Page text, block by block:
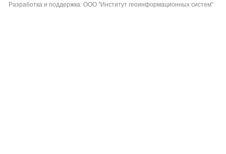
Разработка и поддержка: ООО "Институт геоинформационных систем"